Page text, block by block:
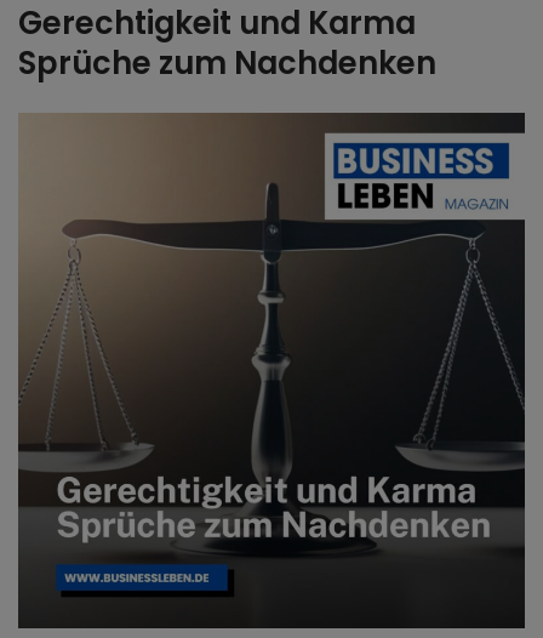
Gerechtigkeit und Karma
Sprüche zum Nachdenken